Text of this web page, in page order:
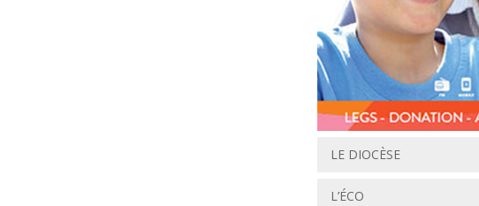
LE DIOCÈSE
L’ÉCO